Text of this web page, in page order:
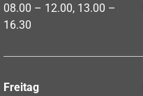
08.00 – 12.00, 13.00 –
16.30
Freitag